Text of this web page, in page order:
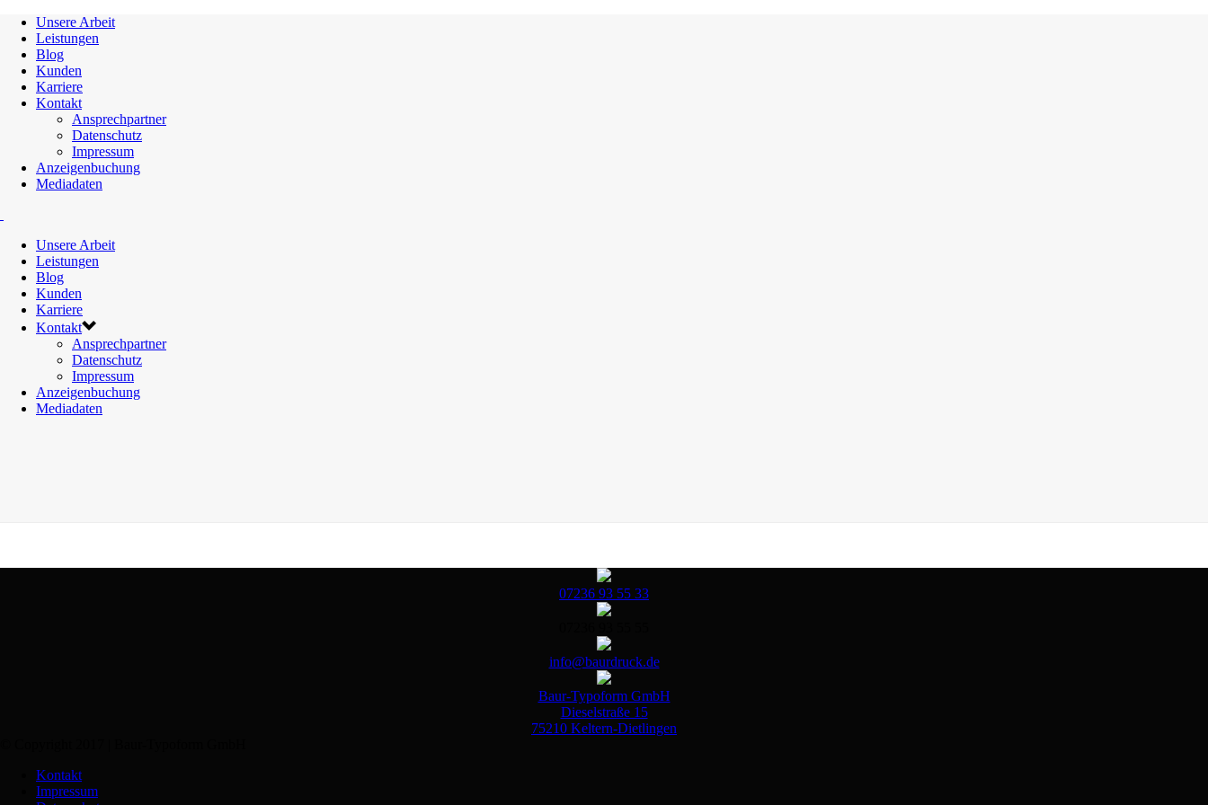
Unsere Arbeit
Leistungen
Blog
Kunden
Karriere
Kontakt
Ansprechpartner
Datenschutz
Impressum
Anzeigenbuchung
Mediadaten
Unsere Arbeit
Leistungen
Blog
Kunden
Karriere
Kontakt
Ansprechpartner
Datenschutz
Impressum
Anzeigenbuchung
Mediadaten
07236 93 55 33
info@baurdruck.de
Baur-Typoform GmbH
Dieselstraße 15
75210 Keltern-Dietlingen
Kontakt
Impressum